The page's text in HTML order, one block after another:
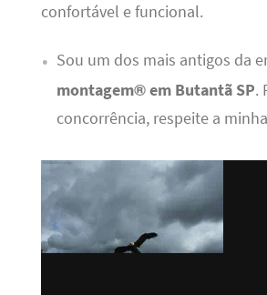
confortável e funcional.
Sou um dos mais antigos da
montagem® em Butantã SP.
concorrência, respeite a